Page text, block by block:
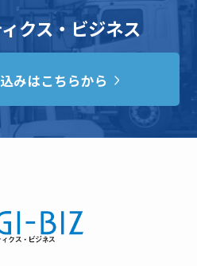
クス・ビジネス
みはこちらから